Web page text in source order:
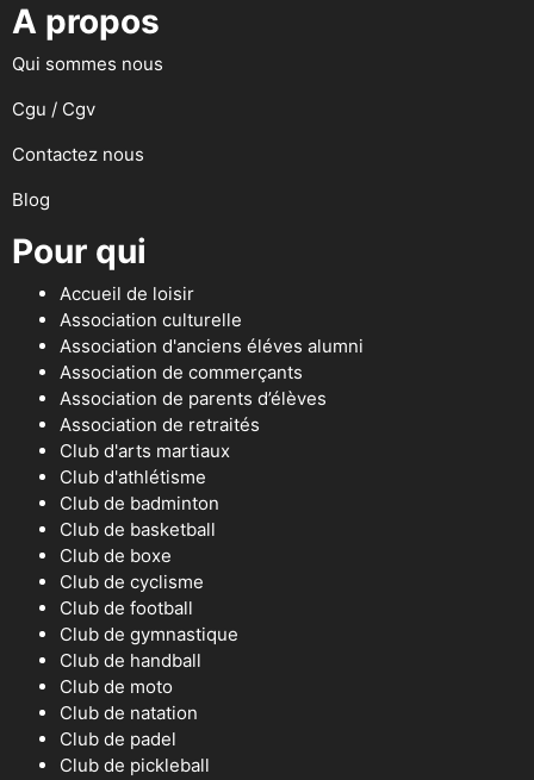
A propos
Qui sommes nous
Cgu / Cgv
Contactez nous
Blog
Pour qui
Accueil de loisir
Association culturelle
Association d'anciens éléves alumni
Association de commerçants
Association de parents d’élèves
Association de retraités
Club d'arts martiaux
Club d'athlétisme
Club de badminton
Club de basketball
Club de boxe
Club de cyclisme
Club de football
Club de gymnastique
Club de handball
Club de moto
Club de natation
Club de padel
Club de pickleball